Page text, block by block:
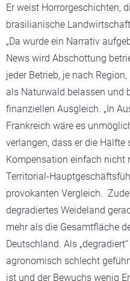
Er weist Horrorgeschichten,
brasilianische
„Da wurde ein Narrativ
News wird Abschottung
jeder Betrieb, je nach
als Naturwald belassen und
finanziellen Ausgleich. „In
Frankreich wäre es
verlangen, dass er die Hälfte
Kompensation einfach nicht
Territorial-
provokanten Vergleich.
degradiertes Weideland
mehr als die Gesamtfläche
Deutschland. Als
agronomisch schlecht
ist und der Bewuchs wenig